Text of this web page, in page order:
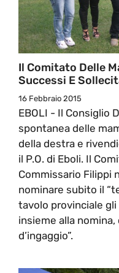
Il Comitato Delle
Successi E
16 Febbraio 2015
EBOLI - Il Consiglio
spontanea delle
della destra e
il P.O. di Eboli. Il
Commissario Filippi
nominare subito il
tavolo provinciale
insieme alla
d’ingaggio”.